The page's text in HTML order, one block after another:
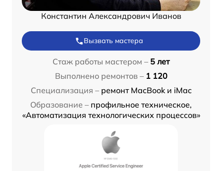
Константин Александрович Иванов
Вызвать мастера
Стаж работы мастером – 5 лет
Выполнено ремонтов – 1 120
Специализация – ремонт MacBook и iMac
Образование – профильное техническое,
«Автоматизация технологических процессов»